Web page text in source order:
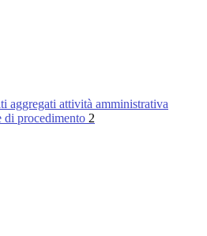
aggregati attività amministrativa
di procedimento 2